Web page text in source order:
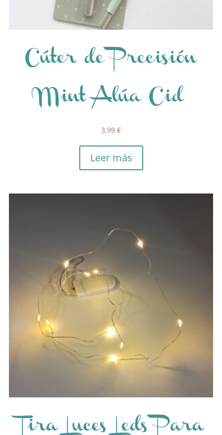
Cúter de Precisión
Mint Alúa Cid
3,99 €
Leer más
Tira Luces Leds Para